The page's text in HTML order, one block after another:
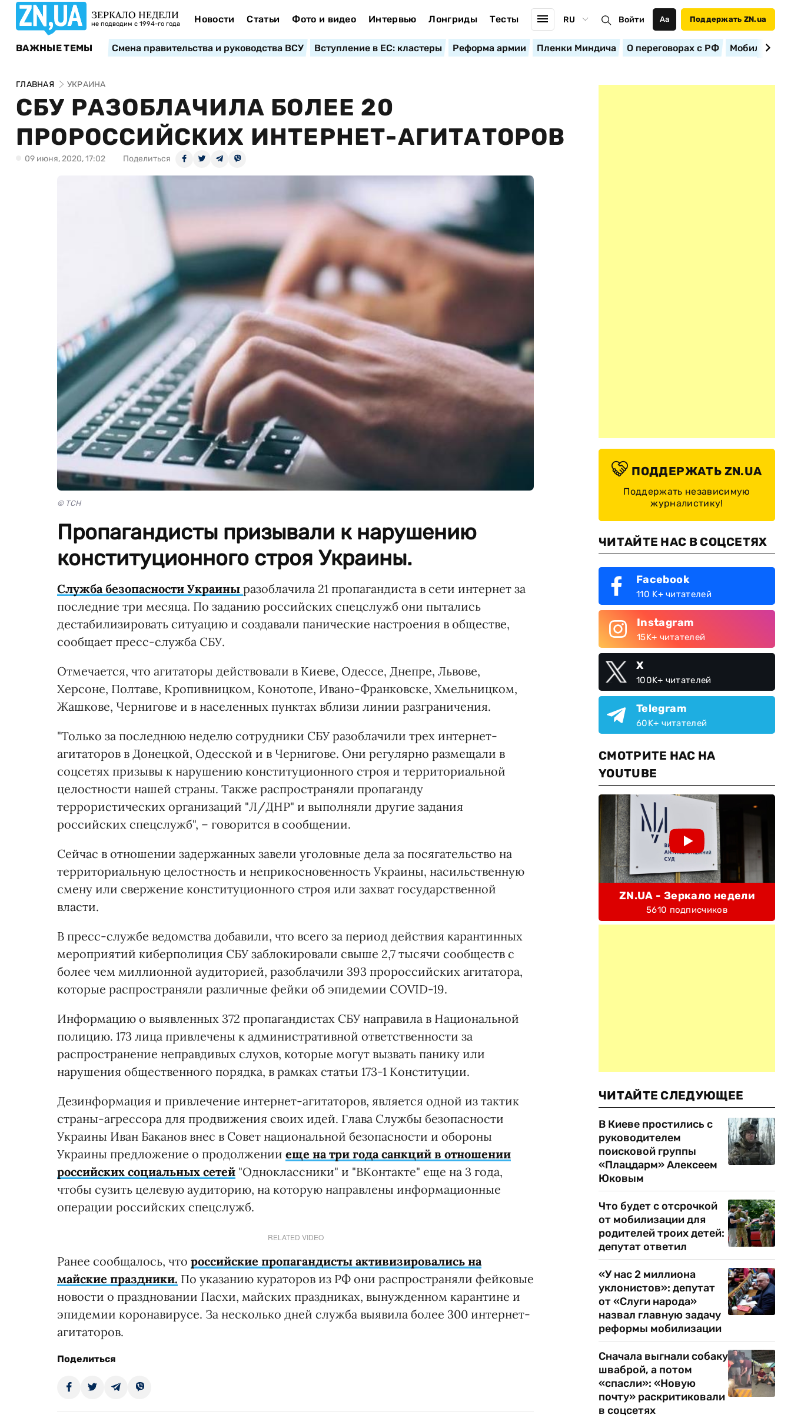
ЗЕРКАЛО НЕДЕЛИ
не подводим с 1994-го года Новости Статьи Фото и видео Интервью Лонгриды Тесты RU Войти Аа Поддержать ZN.ua
ВАЖНЫЕ ТЕМЫ Смена правительства и руководства ВСУ Вступление в ЕС: кластеры Реформа армии Пленки Миндича О переговорах с РФ
ГЛАВНАЯ УКРАИНА
СБУ РАЗОБЛАЧИЛА БОЛЕЕ 20
ПРОРОССИЙСКИХ ИНТЕРНЕТ-АГИТАТОРОВ
09 июня, 2020, 17:02 Поделиться
© ТСН
Пропагандисты призывали к нарушению
конституционного строя Украины.
Служба безопасности Украины разоблачила 21 пропагандиста в сети интернет за
последние три месяца. По заданию российских спецслужб они пытались
дестабилизировать ситуацию и создавали панические настроения в обществе,
сообщает пресс-служба СБУ.
Отмечается, что агитаторы действовали в Киеве, Одессе, Днепре, Львове,
Херсоне, Полтаве, Кропивницком, Конотопе, Ивано-Франковске, Хмельницком,
Жашкове, Чернигове и в населенных пунктах вблизи линии разграничения.
"Только за последнюю неделю сотрудники СБУ разоблачили трех интернет-
агитаторов в Донецкой, Одесской и в Чернигове. Они регулярно размещали в
соцсетях призывы к нарушению конституционного строя и территориальной
целостности нашей страны. Также распространяли пропаганду
террористических организаций "Л/ДНР" и выполняли другие задания
российских спецслужб", – говорится в сообщении.
Сейчас в отношении задержанных завели уголовные дела за посягательство на
территориальную целостность и неприкосновенность Украины, насильственную
смену или свержение конституционного строя или захват государственной
власти.
В пресс-службе ведомства добавили, что всего за период действия карантинных
мероприятий киберполиция СБУ заблокировали свыше 2,7 тысячи сообществ с
более чем миллионной аудиторией, разоблачили 393 пророссийских агитатора,
которые распространяли различные фейки об эпидемии COVID-19.
Информацию о выявленных 372 пропагандистах СБУ направила в Национальной
полицию. 173 лица привлечены к административной ответственности за
распространение неправдивых слухов, которые могут вызвать панику или
нарушения общественного порядка, в рамках статьи 173-1 Конституции.
Дезинформация и привлечение интернет-агитаторов, является одной из тактик
страны-агрессора для продвижения своих идей. Глава Службы безопасности
Украины Иван Баканов внес в Совет национальной безопасности и обороны
Украины предложение о продолжении еще на три года санкций в отношении
российских социальных сетей "Одноклассники" и "ВКонтакте" еще на 3 года,
чтобы сузить целевую аудиторию, на которую направлены информационные
операции российских спецслужб.
RELATED VIDEO
Ранее сообщалось, что российские пропагандисты активизировались на
майские праздники. По указанию кураторов из РФ они распространяли фейковые
новости о праздновании Пасхи, майских праздниках, вынужденном карантине и
эпидемии коронавирусе. За несколько дней служба выявила более 300 интернет-
агитаторов.
Поделиться
ПОДДЕРЖАТЬ ZN.UA
Поддержать независимую
журналистику!
ЧИТАЙТЕ НАС В СОЦСЕТЯХ
Facebook
110 K+ читателей
Instagram
15K+ читателей
X
100K+ читателей
Telegram
60K+ читателей
СМОТРИТЕ НАС НА
YOUTUBE
ZN.UA - Зеркало недели
5610 подписчиков
ЧИТАЙТЕ СЛЕДУЮЩЕЕ
В Киеве простились с
руководителем
поисковой группы
«Плацдарм» Алексеем
Юковым
Что будет с отсрочкой
от мобилизации для
родителей троих детей:
депутат ответил
«У нас 2 миллиона
уклонистов»: депутат
от «Слуги народа»
назвал главную задачу
реформы мобилизации
Сначала выгнали собаку
шваброй, а потом
«спасли»: «Новую
почту» раскритиковали
в соцсетях